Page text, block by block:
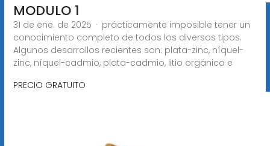
MODULO 1
31 de ene. de 2025 · prácticamente imposible tener un
conocimiento completo de todos los diversos tipos.
Algunos desarrollos recientes son: plata-zinc, níquel-
zinc, níquel-cadmio, plata-cadmio, litio orgánico e
PRECIO GRATUITO